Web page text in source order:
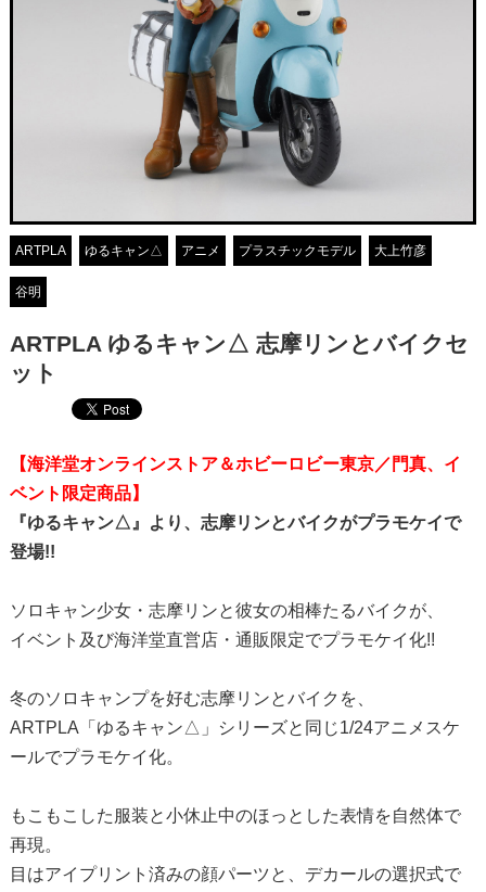
ARTPLA ゆるキャン△ アニメ プラスチックモデル 大上竹彦
谷明
ARTPLA ゆるキャン△ 志摩リンとバイクセ
ット
【海洋堂オンラインストア＆ホビーロビー東京／門真、イ
ベント限定商品】
『ゆるキャン△』より、志摩リンとバイクがプラモケイで
登場!!
ソロキャン少女・志摩リンと彼女の相棒たるバイクが、
イベント及び海洋堂直営店・通販限定でプラモケイ化!!
冬のソロキャンプを好む志摩リンとバイクを、
ARTPLA「ゆるキャン△」シリーズと同じ1/24アニメスケ
ールでプラモケイ化。
もこもこした服装と小休止中のほっとした表情を自然体で
再現。
目はアイプリント済みの顔パーツと、デカールの選択式で